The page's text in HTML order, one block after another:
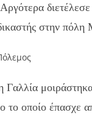
διετέλεσε
στην πόλη
Γαλλία
το οποίο έπασχε